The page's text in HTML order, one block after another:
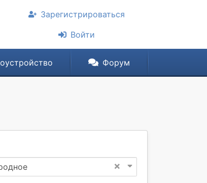
Зарегистрироваться
Войти
Форум
×